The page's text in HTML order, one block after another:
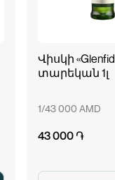
Վիսկի
տարեկան 1լ
1/43 000 AMD
43 000 ֏